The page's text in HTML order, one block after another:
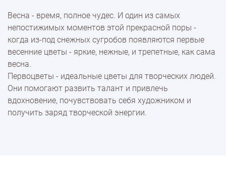
Оплата
Весна - время, полное чудес. И один из самых
непостижимых моментов этой прекрасной поры -
когда из-под снежных сугробов появляются первые
весенние цветы - яркие, нежные, и трепетные, как сама
весна.
Первоцветы - идеальные цветы для творческих людей.
Они помогают развить талант и привлечь
вдохновение, почувствовать себя художником и
получить заряд творческой энергии.